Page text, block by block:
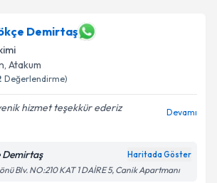
Demirtaş
, Atakum
Değerlendirme)
hizmet teşekkür ederiz
Devamı
Demirtaş Haritada Göster
Blv. NO:210 KAT 1 DAİRE 5, Canik Apartmanı